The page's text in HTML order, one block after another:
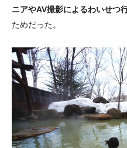
ニアやAV撮影によるわいせつ
ためだった。